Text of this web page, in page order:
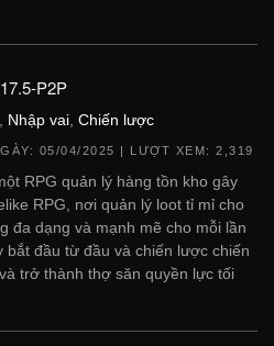
P2P
Nhập vai Chiến lược
05/04/2025 | LƯỢT XEM: 2,319
RPG quản lý hàng tồn kho gây
RPG, nơi quản lý loot tỉ mỉ cho
đa dạng và mạnh mẽ cho mỗi lần
bắt đầu từ đầu và chiến lược chiến
trở thành thợ săn quyền lực tối